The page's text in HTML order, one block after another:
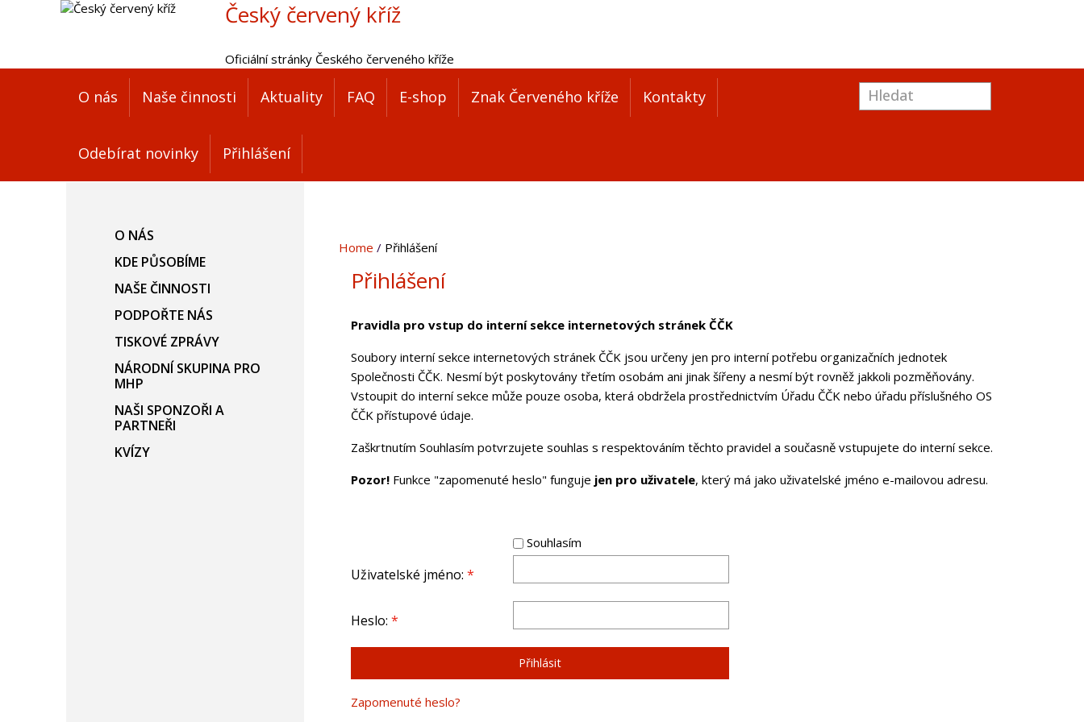
Český červený kříž
Oficiální stránky Českého červeného kříže
O nás Naše činnosti Aktuality FAQ E-shop Znak Červeného kříže Kontakty
Odebírat novinky Přihlášení
Home Přihlášení
Přihlášení
Pravidla pro vstup do interní sekce internetových stránek ČČK
Soubory interní sekce internetových stránek ČČK jsou určeny jen pro interní potřebu organizačních jednotek
Společnosti ČČK. Nesmí být poskytovány třetím osobám ani jinak šířeny a nesmí být rovněž jakkoli pozměňovány.
Vstoupit do interní sekce může pouze osoba, která obdržela prostřednictvím Úřadu ČČK nebo úřadu příslušného OS
ČČK přístupové údaje.
Zaškrtnutím Souhlasím potvrzujete souhlas s respektováním těchto pravidel a současně vstupujete do interní sekce.
Pozor!Funkce "zapomenuté heslo" funguje jen pro uživatele, který má jako uživatelské jméno e-mailovou adresu.
Souhlasím
Uživatelské jméno: *
Heslo: *
Zapomenuté heslo?
O NÁS
KDE PŮSOBÍME
NAŠE ČINNOSTI
PODPOŘTE NÁS
TISKOVÉ ZPRÁVY
NÁRODNÍ SKUPINA PRO
MHP
NAŠI SPONZOŘI A
PARTNEŘI
KVÍZY